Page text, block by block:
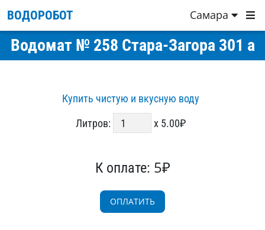
ВОДОРОБОТ Самара
Водомат № 258 Стара-Загора 301 а
Купить чистую и вкусную воду
Литров:
x 5.00₽
К оплате: 5₽